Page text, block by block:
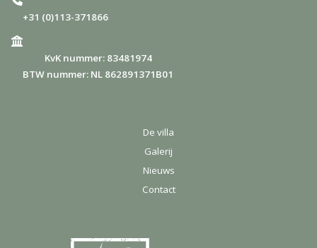
+31 (0)113-371866
KvK nummer: 83481974
BTW nummer: NL 862891371B01
De villa
Galerij
Nieuws
Contact